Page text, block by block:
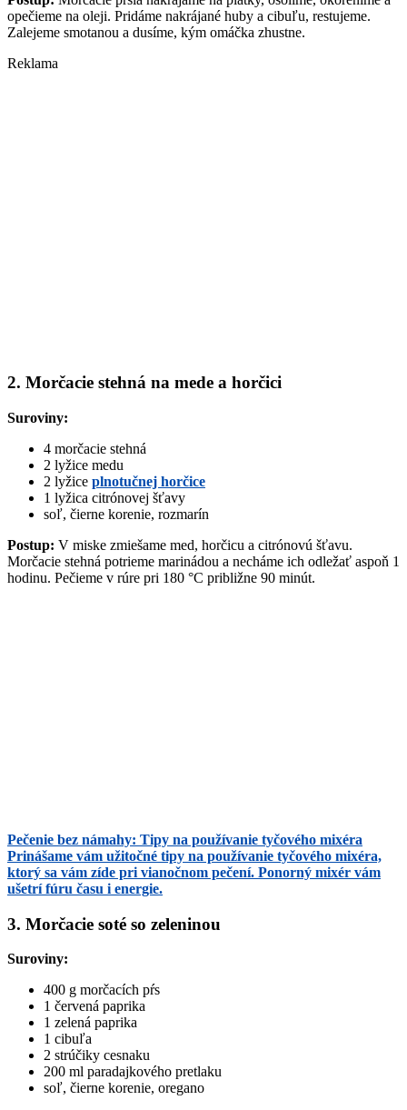
opečieme na oleji. Pridáme nakrájané huby a cibuľu, restujeme.
Zalejeme smotanou a dusíme, kým omáčka zhustne.
Reklama
2. Morčacie stehná na mede a horčici
Suroviny:
4 morčacie stehná
2 lyžice medu
2 lyžice plnotučnej horčice
1 lyžica citrónovej šťavy
soľ, čierne korenie, rozmarín
Postup: V miske zmiešame med, horčicu a citrónovú šťavu.
Morčacie stehná potrieme marinádou a necháme ich odležať aspoň 1
hodinu. Pečieme v rúre pri 180 °C približne 90 minút.
Pečenie bez námahy: Tipy na používanie tyčového mixéra
Prinášame vám užitočné tipy na používanie tyčového mixéra,
ktorý sa vám zíde pri vianočnom pečení. Ponorný mixér vám
ušetrí fúru času i energie.
3. Morčacie soté so zeleninou
Suroviny:
400 g morčacích pŕs
1 červená paprika
1 zelená paprika
1 cibuľa
2 strúčiky cesnaku
200 ml paradajkového pretlaku
soľ, čierne korenie, oregano